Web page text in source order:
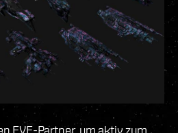
EVE-Partner, um aktiv zum